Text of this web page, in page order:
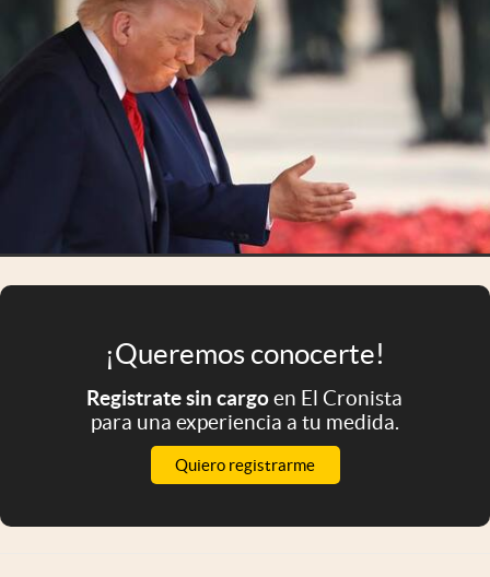
Infotechnology
Eventos Corporativos
Mediakit
abre en nueva pestaña
¡Queremos conocerte!
Registrate sin cargoen El Cronista
para una experiencia a tu medida.
Quiero registrarme